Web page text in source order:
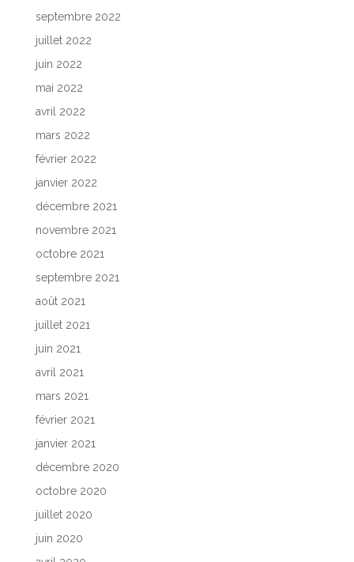
septembre 2022
juillet 2022
juin 2022
mai 2022
avril 2022
mars 2022
février 2022
janvier 2022
décembre 2021
novembre 2021
octobre 2021
septembre 2021
août 2021
juillet 2021
juin 2021
avril 2021
mars 2021
février 2021
janvier 2021
décembre 2020
octobre 2020
juillet 2020
juin 2020